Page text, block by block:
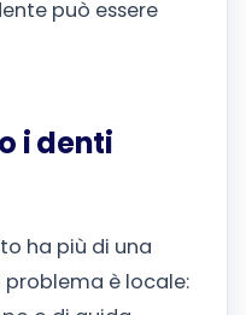
può essere
i denti
ha più di una
problema è locale: